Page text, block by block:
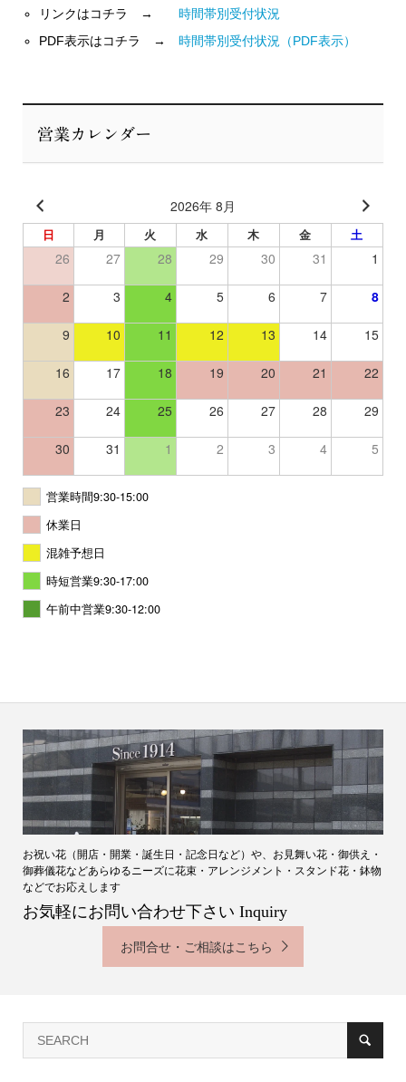
リンクはコチラ →時間帯別受付状況
営業カレンダー
2026年 8月
26 27 28 29 30 31 1
2 3 4 5 6 7 8
9 10 11 12 13 14 15
16 17 18 19 20 21 22
23 24 25 26 27 28 29
営業時間9:30-15:00
休業日
混雑予想日
時短営業9:30-17:00
お祝い花（開店・開業・誕生日・記念日など）や、お見舞い花・御供え・
御葬儀花などあらゆるニーズに花束・アレンジメント・スタンド花・鉢物
などでお応えします
お気軽にお問い合わせ下さい Inquiry